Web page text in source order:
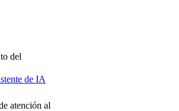
del
de IA
atención al